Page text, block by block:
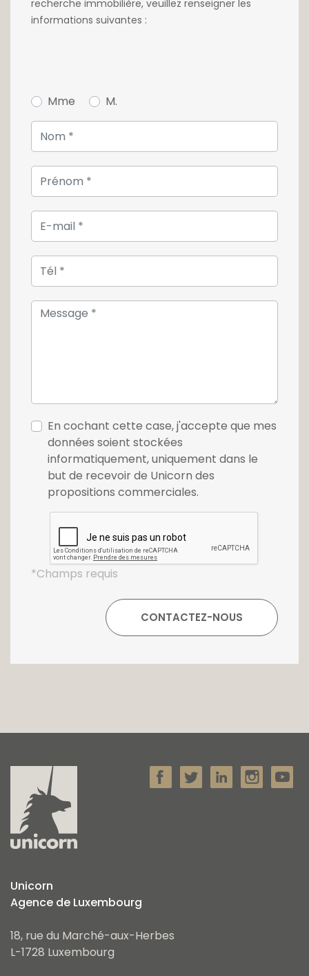
ceux qui recherchent un cadre de vie
environnement urbain, vivant et parfaitement
desservi.
Pour plus d'informations ou pour effectuer
une visite, n'hésitez pas à nous contacter au
+352 26 54 17 17
recherche immobilière, veuillez renseigner les
informations suivantes :
Mme M.
En cochant cette case, j'accepte que mes
données soient stockées
informatiquement, uniquement dans le
but de recevoir de Unicorn des
propositions commerciales.
*Champs requis
Unicorn
Agence de Luxembourg
18, rue du Marché-aux-Herbes
L-1728 Luxembourg